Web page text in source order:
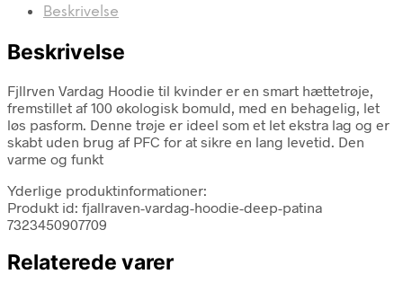
Beskrivelse
Beskrivelse
Fjllrven Vardag Hoodie til kvinder er en smart hættetrøje,
fremstillet af 100 økologisk bomuld, med en behagelig, let
løs pasform. Denne trøje er ideel som et let ekstra lag og er
skabt uden brug af PFC for at sikre en lang levetid. Den
varme og funkt
Yderlige produktinformationer:
Produkt id: fjallraven-vardag-hoodie-deep-patina
7323450907709
Relaterede varer